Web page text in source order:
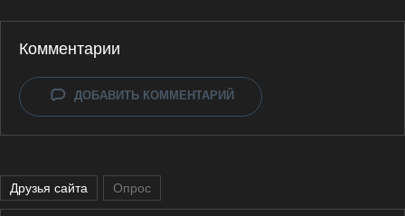
Комментарии
ДОБАВИТЬ КОММЕНТАРИЙ
Друзья сайта Опрос